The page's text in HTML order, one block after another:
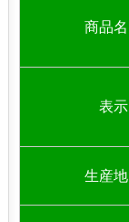
商品名
表示
生産地